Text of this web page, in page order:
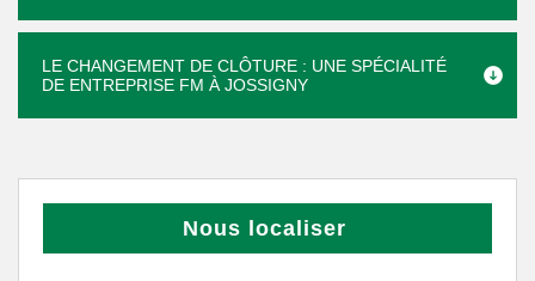
LE CHANGEMENT DE CLÔTURE : UNE SPÉCIALITÉ
DE ENTREPRISE FM À JOSSIGNY
Nous localiser